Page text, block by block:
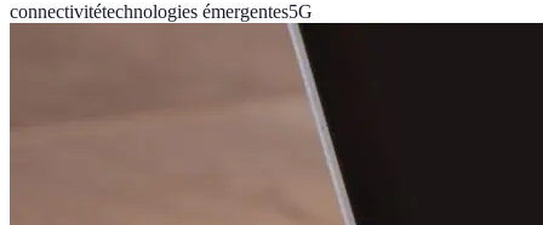
connectivitétechnologies émergentes5G